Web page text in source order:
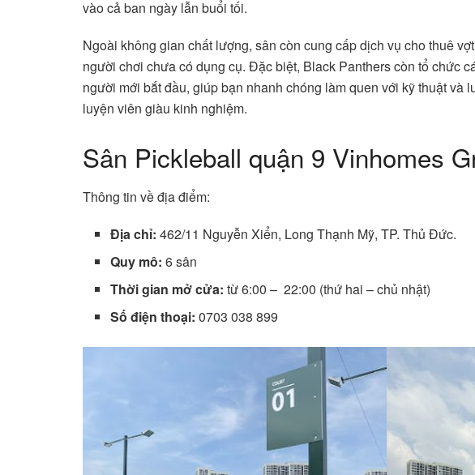
vào cả ban ngày lẫn buổi tối.
Ngoài không gian chất lượng, sân còn cung cấp dịch vụ cho thuê
người chơi chưa có dụng cụ. Đặc biệt, Black Panthers còn tổ chức
người mới bắt đầu, giúp bạn nhanh chóng làm quen với kỹ thuật và
luyện viên giàu kinh nghiệm.
Sân Pickleball quận 9 Vinhomes
Thông tin về địa điểm:
Địa chỉ:462/11 Nguyễn Xiển, Long Thạnh Mỹ, TP. Thủ Đức.
Quy mô:6 sân
Thời gian mở cửa: từ 6:00 – 22:00 (thứ hai – chủ nhật)
Số điện thoại:0703 038 899